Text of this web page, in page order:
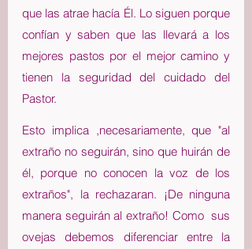
que las atrae hacía Él. Lo siguen porque
confían y saben que las llevará a los
mejores pastos por el mejor camino y
tienen la seguridad del cuidado del
Pastor.
Esto implica ,necesariamente, que "al
extraño no seguirán, sino que huirán de
él, porque no conocen la voz de los
extraños", la rechazaran. ¡De ninguna
manera seguirán al extraño! Como  sus
ovejas debemos diferenciar entre la